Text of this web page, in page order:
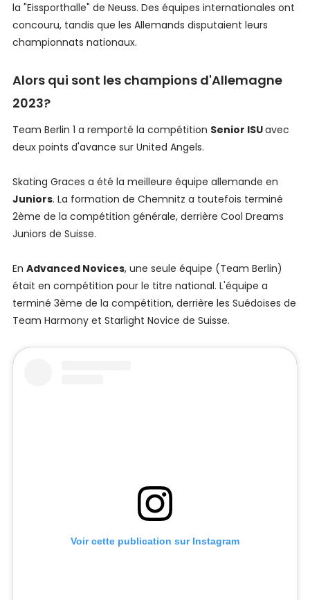
la "Eissporthalle" de Neuss. Des équipes internationales ont
concouru, tandis que les Allemands disputaient leurs
championnats nationaux.
Alors qui sont les champions d'Allemagne
2023?
Team Berlin 1 a remporté la compétition Senior ISUavec
deux points d'avance sur United Angels.
Skating Graces a été la meilleure équipe allemande en
Juniors. La formation de Chemnitz a toutefois terminé
2ème de la compétition générale, derrière Cool Dreams
Juniors de Suisse.
En Advanced Novices, une seule équipe (Team Berlin)
était en compétition pour le titre national. L'équipe a
terminé 3ème de la compétition, derrière les Suédoises de
Team Harmony et Starlight Novice de Suisse.
Voir cette publication sur Instagram